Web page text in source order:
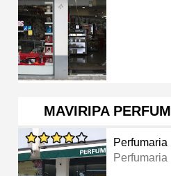
MAVIRIPA
Perfumaria
Perfumaria